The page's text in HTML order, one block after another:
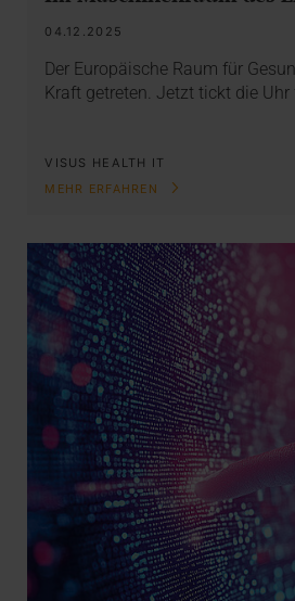
04.12.2025
Der Europäische Raum für
Kraft getreten. Jetzt tickt die Uhr
VISUS HEALTH IT
MEHR ERFAHREN